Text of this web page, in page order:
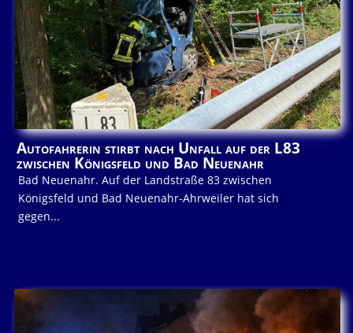
Autofahrerin stirbt nach Unfall auf der L83
zwischen Königsfeld und Bad Neuenahr
Bad Neuenahr. Auf der Landstraße 83 zwischen
Königsfeld und Bad Neuenahr-Ahrweiler hat sich
gegen...